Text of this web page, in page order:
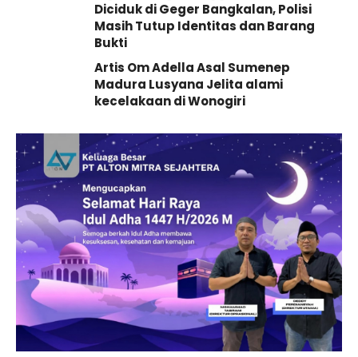
Diciduk di Geger Bangkalan, Polisi
Masih Tutup Identitas dan Barang
Bukti
Artis Om Adella Asal Sumenep
Madura Lusyana Jelita alami
kecelakaan di Wonogiri